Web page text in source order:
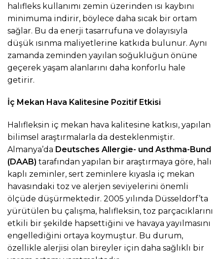
halıfleks kullanımı zemin üzerinden ısı kaybını
minimuma indirir, böylece daha sıcak bir ortam
sağlar. Bu da enerji tasarrufuna ve dolayısıyla
düşük ısınma maliyetlerine katkıda bulunur. Aynı
zamanda zeminden yayılan soğukluğun önüne
geçerek yaşam alanlarını daha konforlu hale
getirir.
İç Mekan Hava Kalitesine Pozitif Etkisi
Halıfleksin iç mekan hava kalitesine katkısı, yapılan
bilimsel araştırmalarla da desteklenmiştir.
Almanya’da Deutsches Allergie- und Asthma-Bund
(DAAB) tarafından yapılan bir araştırmaya göre, halı
kaplı zeminler, sert zeminlere kıyasla iç mekan
havasındaki toz ve alerjen seviyelerini önemli
ölçüde düşürmektedir. 2005 yılında Düsseldorf’ta
yürütülen bu çalışma, halıfleksin, toz parçacıklarını
etkili bir şekilde hapsettiğini ve havaya yayılmasını
engellediğini ortaya koymuştur. Bu durum,
özellikle alerjisi olan bireyler için daha sağlıklı bir